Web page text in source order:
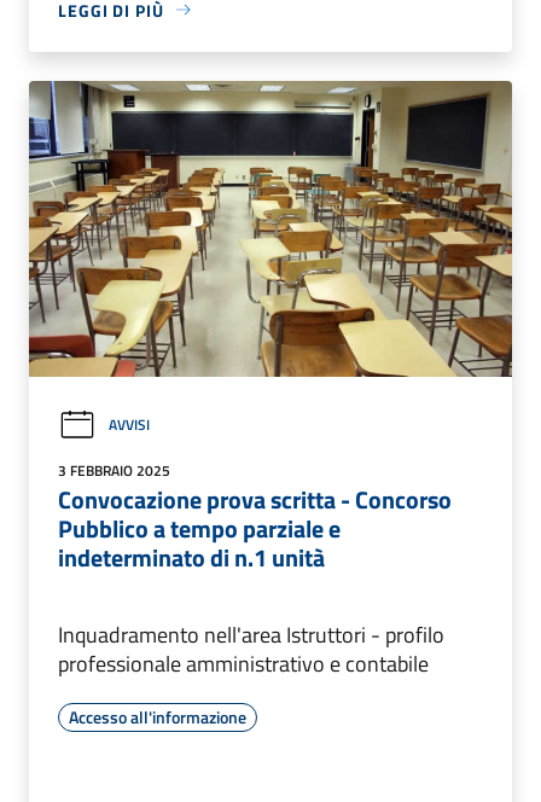
LEGGI DI PIÙ
AVVISI
3 FEBBRAIO 2025
Convocazione prova scritta - Concorso
Pubblico a tempo parziale e
indeterminato di n.1 unità
Inquadramento nell'area Istruttori - profilo
professionale amministrativo e contabile
Accesso all'informazione